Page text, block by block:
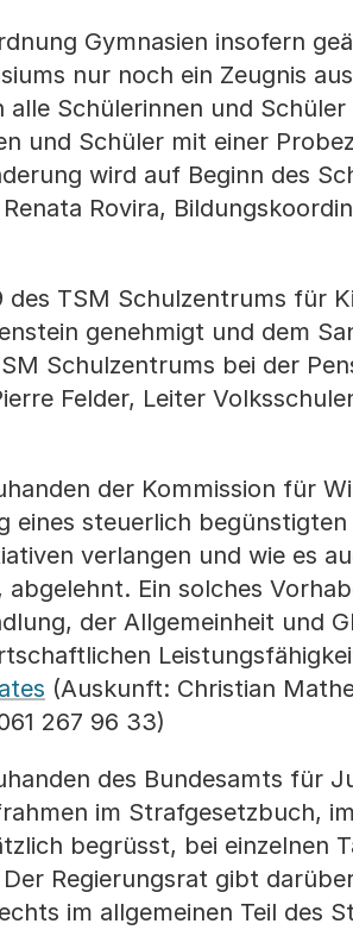
Gymnasien insofern
nur noch ein Zeugnis
Schülerinnen und
und Schüler mit einer
wird auf Beginn des
Rovira,
des TSM Schulzentrums für
genehmigt und dem
Schulzentrums bei der
Felder, Leiter
der Kommission für
eines steuerlich
verlangen und wie es
Ein solches
der Allgemeinheit und
(Auskunft: Christian
267 96 33)
des Bundesamts für
im Strafgesetzbuch,
begrüsst, bei einzelnen
Regierungsrat gibt
im allgemeinen Teil des